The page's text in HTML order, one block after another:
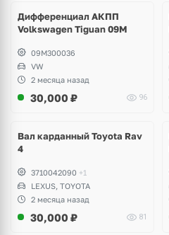
Дифференциал АКПП
Volkswagen Tiguan 09M
09M300036
VW
2 месяца назад
30,000 ₽ 96
Вал карданный Toyota Rav
4
3710042090 +1
LEXUS, TOYOTA
2 месяца назад
30,000 ₽ 81